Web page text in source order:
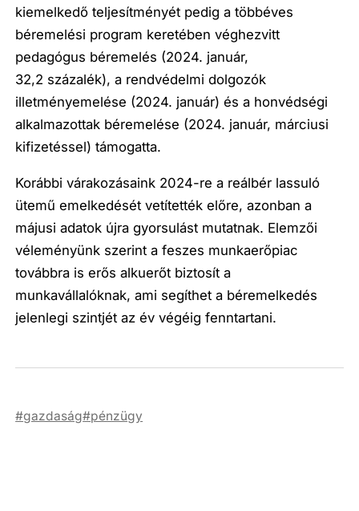
kiemelkedő teljesítményét pedig a többéves
béremelési program keretében véghezvitt
pedagógus béremelés (2024. január,
32,2 százalék), a rendvédelmi dolgozók
illetményemelése (2024. január) és a honvédségi
alkalmazottak béremelése (2024. január, márciusi
kifizetéssel) támogatta.
Korábbi várakozásaink 2024-re a reálbér lassuló
ütemű emelkedését vetítették előre, azonban a
májusi adatok újra gyorsulást mutatnak. Elemzői
véleményünk szerint a feszes munkaerőpiac
továbbra is erős alkuerőt biztosít a
munkavállalóknak, ami segíthet a béremelkedés
jelenlegi szintjét az év végéig fenntartani.
gazdaság pénzügy